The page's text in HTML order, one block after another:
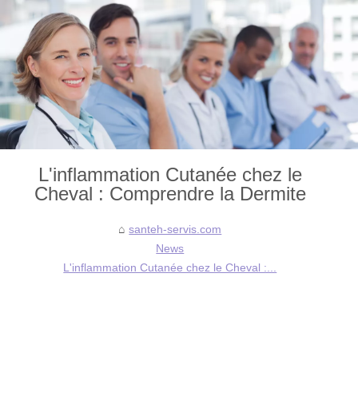
L'inflammation Cutanée chez le
Cheval : Comprendre la Dermite
santeh-servis.com
News
L'inflammation Cutanée chez le Cheval :...